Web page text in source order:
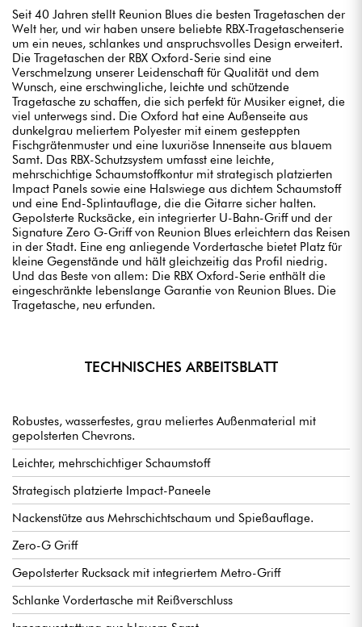
Seit 40 Jahren stellt Reunion Blues die besten Tragetaschen der
Welt her, und wir haben unsere beliebte RBX-Tragetaschenserie
um ein neues, schlankes und anspruchsvolles Design erweitert.
Die Tragetaschen der RBX Oxford-Serie sind eine
Verschmelzung unserer Leidenschaft für Qualität und dem
Wunsch, eine erschwingliche, leichte und schützende
Tragetasche zu schaffen, die sich perfekt für Musiker eignet, die
viel unterwegs sind. Die Oxford hat eine Außenseite aus
dunkelgrau meliertem Polyester mit einem gesteppten
Fischgrätenmuster und eine luxuriöse Innenseite aus blauem
Samt. Das RBX-Schutzsystem umfasst eine leichte,
mehrschichtige Schaumstoffkontur mit strategisch platzierten
Impact Panels sowie eine Halswiege aus dichtem Schaumstoff
und eine End-Splintauflage, die die Gitarre sicher halten.
Gepolsterte Rucksäcke, ein integrierter U-Bahn-Griff und der
Signature Zero G-Griff von Reunion Blues erleichtern das Reisen
in der Stadt. Eine eng anliegende Vordertasche bietet Platz für
kleine Gegenstände und hält gleichzeitig das Profil niedrig.
Und das Beste von allem: Die RBX Oxford-Serie enthält die
eingeschränkte lebenslange Garantie von Reunion Blues. Die
Tragetasche, neu erfunden.
TECHNISCHES ARBEITSBLATT
Robustes, wasserfestes, grau meliertes Außenmaterial mit
gepolsterten Chevrons.
Leichter, mehrschichtiger Schaumstoff
Strategisch platzierte Impact-Paneele
Nackenstütze aus Mehrschichtschaum und Spießauflage.
Zero-G Griff
Gepolsterter Rucksack mit integriertem Metro-Griff
Schlanke Vordertasche mit Reißverschluss